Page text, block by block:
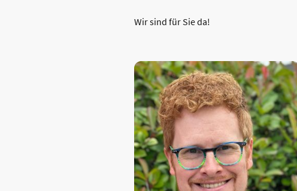
Wir sind für Sie da!